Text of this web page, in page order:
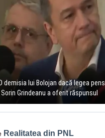
demisia lui Bolojan dacă legea
Sorin Grindeanu a oferit răspunsul
Realitatea din PNL